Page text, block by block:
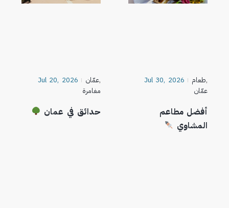
Jul 30, 2026 طعام,
عمّان
أفضل مطاعم
المشاوي
Jul 20, 2026 عمّان,
مغامرة
حدائق في عمان